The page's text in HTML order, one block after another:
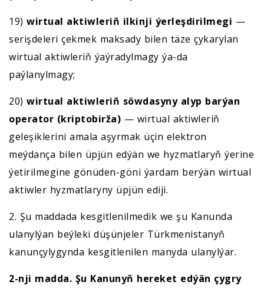
19) wirtual aktiwleriň ilkinji ýerleşdirilmegi —
serişdeleri çekmek maksady bilen täze çykarylan
wirtual aktiwleriň ýaýradylmagy ýa-da
paýlanylmagy;
20) wirtual aktiwleriň söwdasyny alyp barýan
operator (kriptobirža) — wirtual aktiwleriň
geleşiklerini amala aşyrmak üçin elektron
meýdança bilen üpjün edýän we hyzmatlaryň ýerine
ýetirilmegine gönüden-göni ýardam berýän wirtual
aktiwler hyzmatlaryny üpjün ediji.
2. Şu maddada kesgitlenilmedik we şu Kanunda
ulanylýan beýleki düşünjeler Türkmenistanyň
kanunçylygynda kesgitlenilen manyda ulanylýar.
2-nji madda. Şu Kanunyň hereket edýän çygry